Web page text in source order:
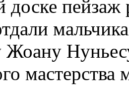
доске
Жоану
мастерства